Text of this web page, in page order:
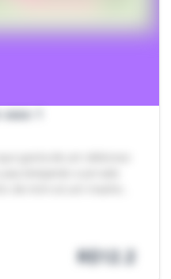
1
R$12.2